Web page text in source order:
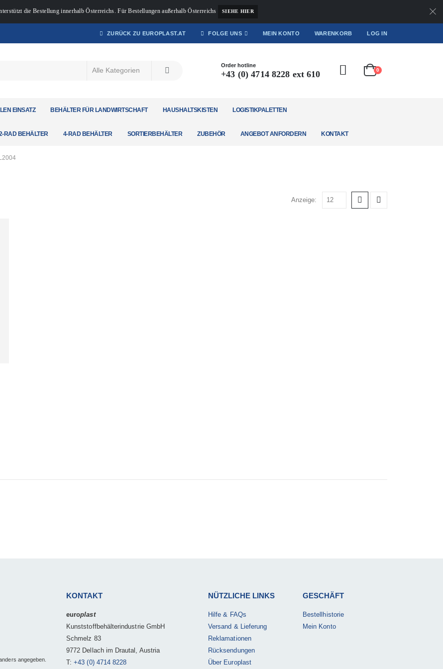
die Bestellung innerhalb Österreichs. Für Bestellungen außerhalb Österreichs SIEHE HIER
ZURÜCK ZU EUROPLAST.AT FOLGE UNS MEIN KONTO WARENKORB LOG IN
Order hotline
+43 (0) 4714 8228 ext 610 0
EINSATZ BEHÄLTER FÜR LANDWIRTSCHAFT HAUSHALTSKISTEN LOGISTIKPALETTEN
RAD BEHÄLTER 4-RAD BEHÄLTER SORTIERBEHÄLTER ZUBEHÖR ANGEBOT ANFORDERN KONTAKT
Anzeige:
angegeben.
KONTAKT
europlast
Kunststoffbehälterindustrie GmbH
Schmelz 83
9772 Dellach im Drautal, Austria
T:+43 (0) 4714 8228
NÜTZLICHE LINKS
Hilfe & FAQs
Versand & Lieferung
Reklamationen
Rücksendungen
Über Europlast
GESCHÄFT
Bestellhistorie
Mein Konto